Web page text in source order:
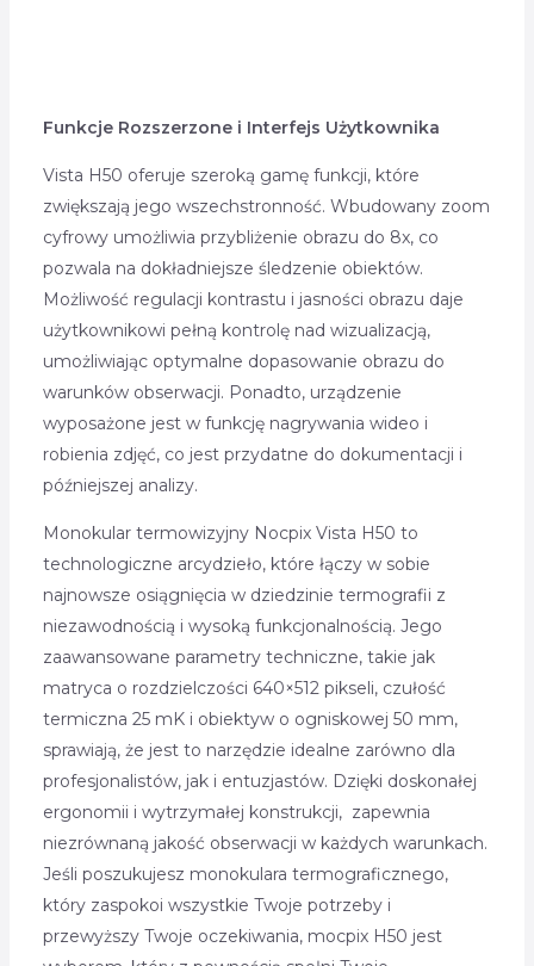
Funkcje Rozszerzone i Interfejs Użytkownika
Vista H50 oferuje szeroką gamę funkcji, które
zwiększają jego wszechstronność. Wbudowany zoom
cyfrowy umożliwia przybliżenie obrazu do 8x, co
pozwala na dokładniejsze śledzenie obiektów.
Możliwość regulacji kontrastu i jasności obrazu daje
użytkownikowi pełną kontrolę nad wizualizacją,
umożliwiając optymalne dopasowanie obrazu do
warunków obserwacji. Ponadto, urządzenie
wyposażone jest w funkcję nagrywania wideo i
robienia zdjęć, co jest przydatne do dokumentacji i
późniejszej analizy.
Monokular termowizyjny Nocpix Vista H50 to
technologiczne arcydzieło, które łączy w sobie
najnowsze osiągnięcia w dziedzinie termografii z
niezawodnością i wysoką funkcjonalnością. Jego
zaawansowane parametry techniczne, takie jak
matryca o rozdzielczości 640×512 pikseli, czułość
termiczna 25 mK i obiektyw o ogniskowej 50 mm,
sprawiają, że jest to narzędzie idealne zarówno dla
profesjonalistów, jak i entuzjastów. Dzięki doskonałej
ergonomii i wytrzymałej konstrukcji, zapewnia
niezrównaną jakość obserwacji w każdych warunkach.
Jeśli poszukujesz monokulara termograficznego,
który zaspokoi wszystkie Twoje potrzeby i
przewyższy Twoje oczekiwania, mocpix H50 jest